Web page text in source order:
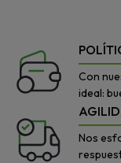
Con
ideal:
Nos